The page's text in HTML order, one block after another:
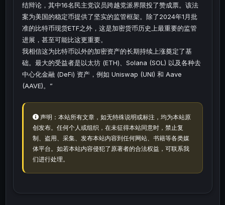
结辩论，其中16名民主党议员跨越党派界限投了赞成票。该法
案为美国的稳定币提供了坚实的监管框架。除了2024年1月批
准的比特币现货ETF之外，这是加密货币历史上最重要的监管
进展，甚至可能比这更重要。
我相信这为比特币以外的加密资产的长期持续上涨奠定了基
础。最大的受益者是以太坊 (ETH)、Solana (SOL) 以及各种去
中心化金融 (DeFi) 资产，例如 Uniswap (UNI) 和 Aave
(AAVE)。”
声明：本站所有文章，如无特殊说明或标注，均为本站原
创发布。任何个人或组织，在未征得本站同意时，禁止复
制、盗用、采集、发布本站内容到任何网站、书籍等各类媒
体平台。如若本站内容侵犯了原著者的合法权益，可联系我
们进行处理。